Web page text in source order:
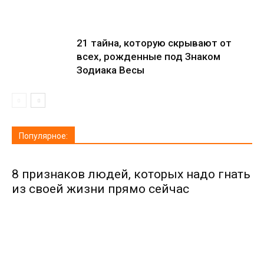
21 тайна, которую скрывают от
всех, рожденные под Знаком
Зодиака Весы
Популярное:
8 признаков людей, которых надо гнать
из своей жизни прямо сейчас